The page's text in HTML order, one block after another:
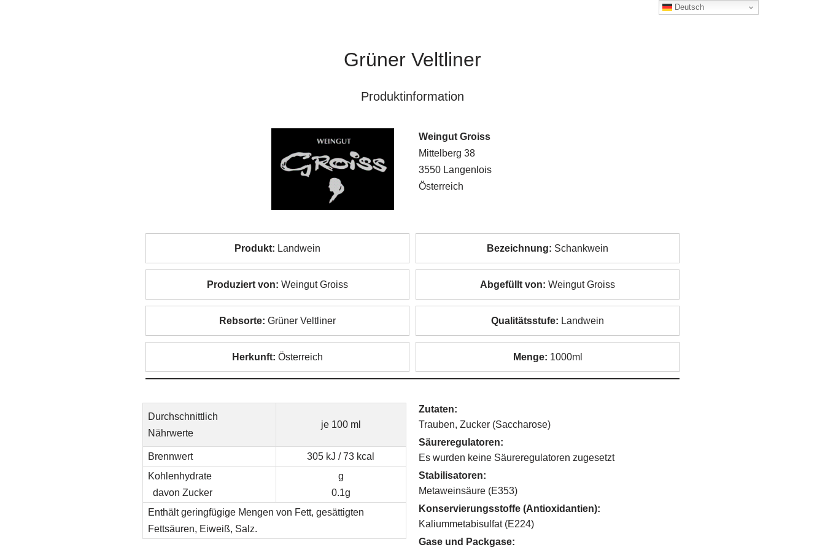
Grüner Veltliner
Produktinformation
Weingut Groiss
Mittelberg 38
3550 Langenlois
Österreich
Produkt: Landwein Bezeichnung: Schankwein
Produziert von: Weingut Groiss Abgefüllt von: Weingut Groiss
Rebsorte: Grüner Veltliner Qualitätsstufe: Landwein
Herkunft: Österreich Menge: 1000ml
Durchschnittlich
Nährwerte
je 100 ml
Brennwert
305 kJ / 73 kcal
Kohlenhydrate
davon Zucker
g
0.1g
Enthält geringfügige Mengen von Fett, gesättigten
Fettsäuren, Eiweiß, Salz.
Zutaten:
Trauben, Zucker (Saccharose)
Säureregulatoren:
Es wurden keine Säureregulatoren zugesetzt
Stabilisatoren:
Metaweinsäure (E353)
Konservierungsstoffe (Antioxidantien):
Kaliummetabisulfat (E224)
Gase und Packgase:
Deutsch